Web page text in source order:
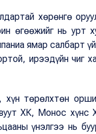
хөрөнгө
өгөөжийг нь урт
ямар салбарт
ирээдүйн чиг
хүн төрөлхтөн
ХК, Монос хүнс
үнэлгээ нь